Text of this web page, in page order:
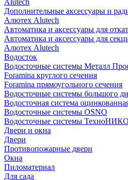
Alutech
Дополнительные аксессуары и
Алютех Alutech
Автоматика и аксессуары для
Автоматика и аксессуары для
Алютех Alutech
Водосток
Водосточные системы Металл
Foramina круглого сечения
Foramina прямоугольного сечения
Водосточные системы большого
Водосточная система
Водосточные системы OSNO
Водосточные системы
Двери и окна
Двери
Противопожарные двери
Окна
Пиломатериал
Для сада